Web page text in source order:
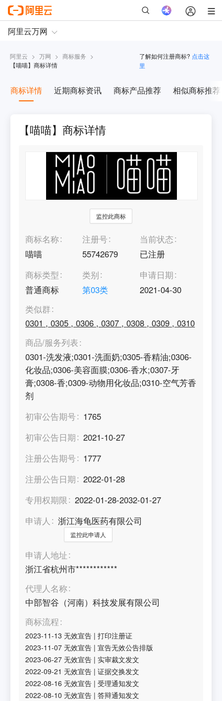
阿里云 > 万网 > 商标服务 >
【喵喵】商标详情
了解如何注册商标? 点击这
里
商标详情 近期商标资讯 商标产品推荐 相似商标推荐
【喵喵】商标详情
监控此商标
商标名称
喵喵
注册号
55742679
当前状态
已注册
商标类型
普通商标
类别
第03类
申请日期
2021-04-30
类似群
0301 ,0305 ,0306 ,0307 ,0308 ,0309 ,0310
商品/服务列表
0301-洗发液;0301-洗面奶;0305-香精油;0306-
化妆品;0306-美容面膜;0306-香水;0307-牙
膏;0308-香;0309-动物用化妆品;0310-空气芳香
剂
初审公告期号
1765
初审公告日期
2021-10-27
注册公告期号
1777
注册公告日期
2022-01-28
专用权期限
2022-01-28-2032-01-27
申请人
浙江海龟医药有限公司
监控此申请人
申请人地址
浙江省杭州市************
代理人名称
中部智谷（河南）科技发展有限公司
商标流程
2023-11-13 无效宣告 |打印注册证
2023-11-07 无效宣告 |宣告无效公告排版
2023-06-27 无效宣告 | 实审裁文发文
2022-09-21 无效宣告 |证据交换发文
2022-08-16 无效宣告 |受理通知发文
2022-08-10 无效宣告 |答辩通知发文